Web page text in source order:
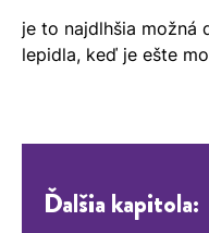
je to najdlhšia možná
lepidla, keď je ešte
Ďalšia kapitola: